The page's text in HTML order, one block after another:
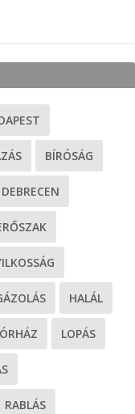
BÍRÓSÁG
DEBRECEN
HALÁL
LOPÁS
RABLÁS